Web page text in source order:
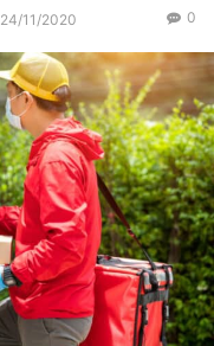
24/11/2020 0